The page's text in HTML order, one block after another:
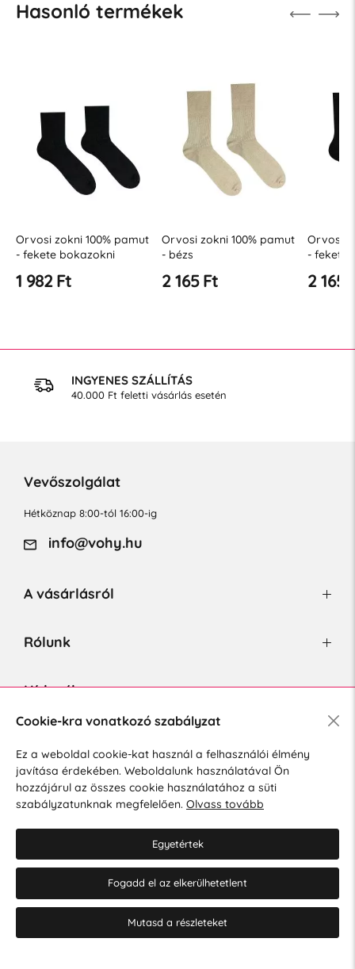
Hasonló termékek
Orvosi zokni 100% pamut
- fekete bokazokni
1 982 Ft
Orvosi zokni 100% pamut
- bézs
2 165 Ft
Orvosi
- fekete
2 165
INGYENES SZÁLLÍTÁS
40.000 Ft feletti vásárlás esetén
Vevőszolgálat
Hétköznap 8:00-tól 16:00-ig
info@vohy.hu
A vásárlásról
Rólunk
Hírlevél
Hozzájárulok a személyes adatok marketing célú kezeléséhez.
Személyes adatok védelmére vonatkozó szabályzat.
Cookie-kra vonatkozó szabályzat
Ez a weboldal cookie-kat használ a felhasználói élmény
javítása érdekében. Weboldalunk használatával Ön
hozzájárul az összes cookie használatához a süti
szabályzatunknak megfelelően. Olvass tovább
Egyetértek
Fogadd el az elkerülhetetlent
Mutasd a részleteket